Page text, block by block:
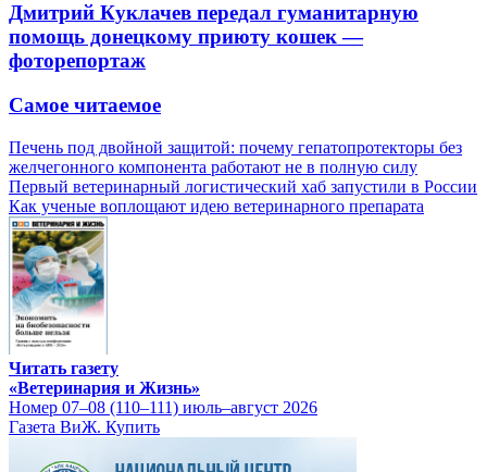
Дмитрий Куклачев передал гуманитарную
помощь донецкому приюту кошек —
фоторепортаж
Самое читаемое
Печень под двойной защитой: почему гепатопротекторы без
желчегонного компонента работают не в полную силу
Первый ветеринарный логистический хаб запустили в России
Как ученые воплощают идею ветеринарного препарата
Читать газету
«Ветеринария и Жизнь»
Номер 07–08 (110–111) июль–август 2026
Газета ВиЖ. Купить